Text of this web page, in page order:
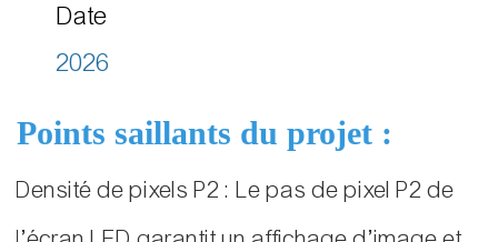
Date
2026
Points saillants du projet :
Densité de pixels P2 : Le pas de pixel P2 de